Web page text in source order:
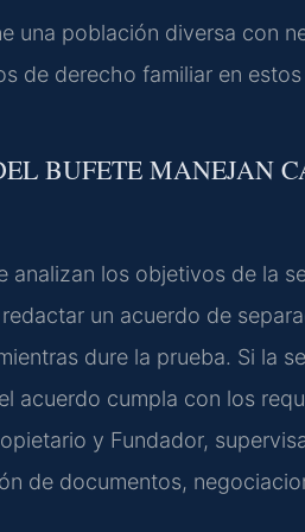
una población diversa con
de derecho familiar en
BUFETE MANEJAN
los objetivos de la
un acuerdo de
dure la prueba. Si la
acuerdo cumpla con los
y Fundador,
de documentos,